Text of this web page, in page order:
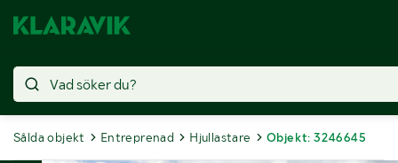
Sålda objekt Entreprenad Hjullastare Objekt: 3246645